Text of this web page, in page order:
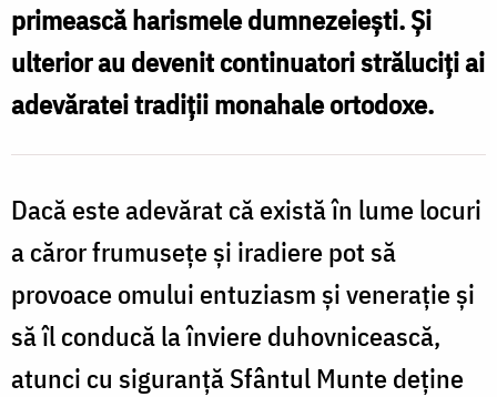
Kareia
(Karyes).
1896
primească harismele dumnezeiești. Și
ulterior au devenit continuatori străluciți ai
adevăratei tradiții monahale ortodoxe.
Dacă este adevărat că există în lume locuri
a căror frumusețe și iradiere pot să
provoace omului entuziasm și venerație și
să îl conducă la înviere duhovnicească,
atunci cu siguranță Sfântul Munte deține